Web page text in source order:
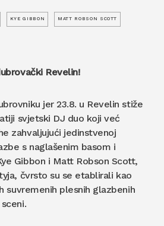
KYE GIBBON MATT ROBSON SCOTT
Revelin!
jer 23.8. u Revelin stiže
svjetski DJ duo koji već
zahvaljujući jedinstvenoj
s naglašenim basom i
Gibbon i Matt Robson Scott,
čvrsto su se etablirali kao
suvremenih plesnih glazbenih